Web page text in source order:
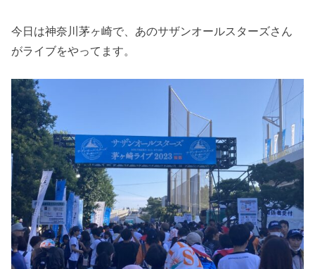
今日は神奈川茅ヶ崎で、あのサザンオールスターズさん
がライブをやってます。